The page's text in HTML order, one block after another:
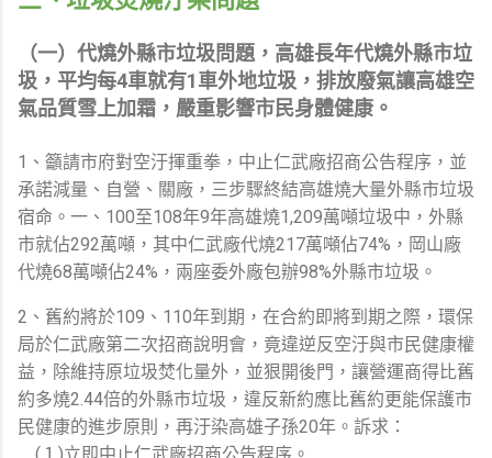
（一）代燒外縣市垃圾問題，高雄長年代燒外縣市垃
圾，平均每4車就有1車外地垃圾，排放廢氣讓高雄空
氣品質雪上加霜，嚴重影響市民身體健康。
1、籲請市府對空汙揮重拳，中止仁武廠招商公告程序，並
承諾減量、自營、關廠，三步驟終結高雄燒大量外縣市垃圾
宿命。一、100至108年9年高雄燒1,209萬噸垃圾中，外縣
市就佔292萬噸，其中仁武廠代燒217萬噸佔74%，岡山廠
代燒68萬噸佔24%，兩座委外廠包辦98%外縣市垃圾。
2、舊約將於109、110年到期，在合約即將到期之際，環保
局於仁武廠第二次招商說明會，竟違逆反空汙與市民健康權
益，除維持原垃圾焚化量外，並狠開後門，讓營運商得比舊
約多燒2.44倍的外縣市垃圾，違反新約應比舊約更能保護市
民健康的進步原則，再汙染高雄子孫20年。訴求：
(１)立即中止仁武廠招商公告程序。